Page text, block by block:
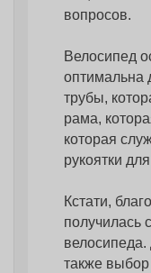
вопросов.
Велосипед
оптимальна
трубы,
рама,
которая
рукоятки
Кстати,
получилась
также